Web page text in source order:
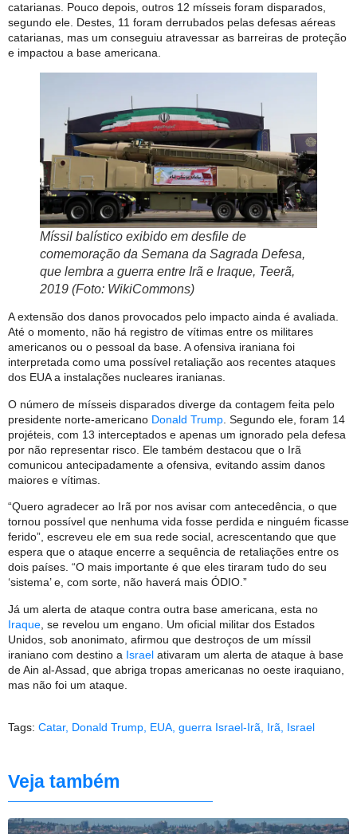
catarianas. Pouco depois, outros 12 mísseis foram disparados,
segundo ele. Destes, 11 foram derrubados pelas defesas aéreas
catarianas, mas um conseguiu atravessar as barreiras de proteção
e impactou a base americana.
Míssil balístico exibido em desfile de
comemoração da Semana da Sagrada Defesa,
que lembra a guerra entre Irã e Iraque, Teerã,
2019 (Foto: WikiCommons)
A extensão dos danos provocados pelo impacto ainda é avaliada.
Até o momento, não há registro de vítimas entre os militares
americanos ou o pessoal da base. A ofensiva iraniana foi
interpretada como uma possível retaliação aos recentes ataques
dos EUA a instalações nucleares iranianas.
O número de mísseis disparados diverge da contagem feita pelo
presidente norte-americano Donald Trump . Segundo ele, foram 14
projéteis, com 13 interceptados e apenas um ignorado pela defesa
por não representar risco. Ele também destacou que o Irã
comunicou antecipadamente a ofensiva, evitando assim danos
maiores e vítimas.
“Quero agradecer ao Irã por nos avisar com antecedência, o que
tornou possível que nenhuma vida fosse perdida e ninguém ficasse
ferido”, escreveu ele em sua rede social, acrescentando que que
espera que o ataque encerre a sequência de retaliações entre os
dois países. “O mais importante é que eles tiraram tudo do seu
‘sistema’ e, com sorte, não haverá mais ÓDIO.”
Já um alerta de ataque contra outra base americana, esta no
Iraque , se revelou um engano. Um oficial militar dos Estados
Unidos, sob anonimato, afirmou que destroços de um míssil
iraniano com destino a Israel ativaram um alerta de ataque à base
de Ain al-Assad, que abriga tropas americanas no oeste iraquiano,
mas não foi um ataque.
Tags: Catar, Donald Trump EUA guerra Israel-Irã Irã Israel
Veja também